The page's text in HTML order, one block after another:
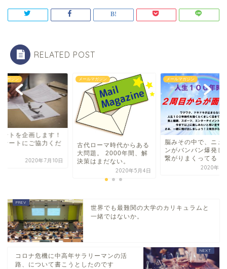
RELATED POST
マガジン
ントを企画します！
ケートにご協力くだ
2020年7月10日
メールマガジン
古代ローマ時代からある
大問題。 2000年間、解
決策はまだない。
2020年5月4日
メールマガジン
脳みその中で、ニュ
ンがバンバン爆発し
繋がりまくってる！
2020年5
世界でも最難関の大学のカリキュラムと
一緒ではないか。
コロナ危機に中高年サラリーマンの活
路、について書こうとしたのです